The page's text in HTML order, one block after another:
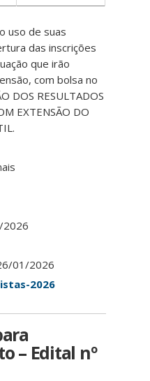
uso de suas
das inscrições
que irão
com bolsa no
DOS RESULTADOS
EXTENSÃO DO
2026
01/2026
2026
– Edital nº